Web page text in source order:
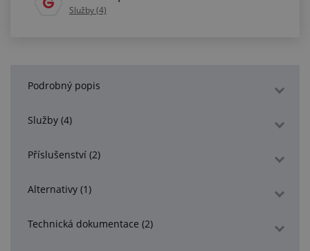
Služby (4)
Podrobný popis
Služby (4)
Příslušenství (2)
Alternativy (1)
Technická dokumentace (2)